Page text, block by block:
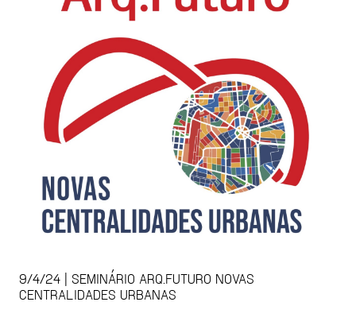
9/4/24 | SEMINÁRIO ARQ.FUTURO NOVAS
CENTRALIDADES URBANAS